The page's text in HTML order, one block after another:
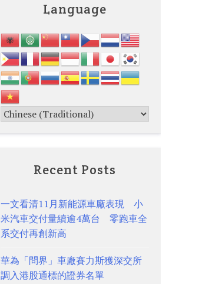
Language
Recent Posts
一文看清11月新能源車廠表現 小
米汽車交付量續逾4萬台 零跑車全
系交付再創新高
華為「問界」車廠賽力斯獲深交所
調入港股通標的證券名單